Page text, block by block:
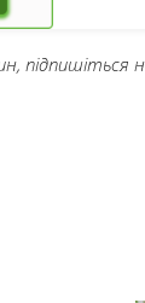
підпишіться